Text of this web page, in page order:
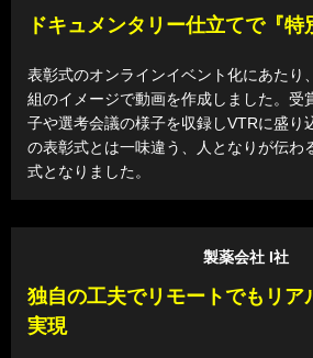
ドキュメンタリー仕立てで『特
表彰式のオンラインイベント化にあたり
組のイメージで動画を作成しました。受
子や選考会議の様子を収録しVTRに盛り
の表彰式とは一味違う、人となりが伝わ
式となりました。
独自の工夫でリモートでもリア
実現
製薬会社 I社